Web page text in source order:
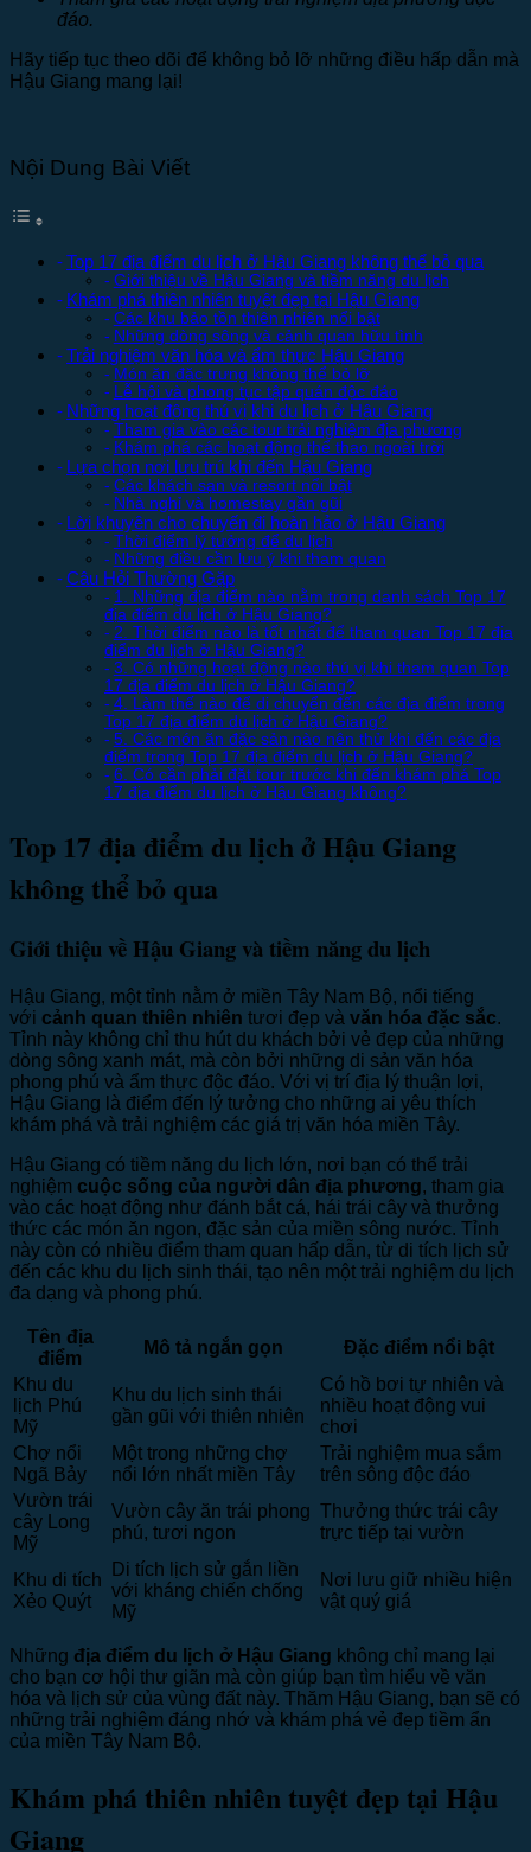
đáo.
Hãy tiếp tục theo dõi để không bỏ lỡ những điều hấp dẫn mà
Hậu Giang mang lại!
Nội Dung Bài Viết
Top 17 địa điểm du lịch ở Hậu Giang không thể bỏ qua
Giới thiệu về Hậu Giang và tiềm năng du lịch
Khám phá thiên nhiên tuyệt đẹp tại Hậu Giang
Các khu bảo tồn thiên nhiên nổi bật
Những dòng sông và cảnh quan hữu tình
Trải nghiệm văn hóa và ẩm thực Hậu Giang
Món ăn đặc trưng không thể bỏ lỡ
Lễ hội và phong tục tập quán độc đáo
Những hoạt động thú vị khi du lịch ở Hậu Giang
Tham gia vào các tour trải nghiệm địa phương
Khám phá các hoạt động thể thao ngoài trời
Lựa chọn nơi lưu trú khi đến Hậu Giang
Các khách sạn và resort nổi bật
Nhà nghỉ và homestay gần gũi
Lời khuyên cho chuyến đi hoàn hảo ở Hậu Giang
Thời điểm lý tưởng để du lịch
Những điều cần lưu ý khi tham quan
Câu Hỏi Thường Gặp
1. Những địa điểm nào nằm trong danh sách Top 17
địa điểm du lịch ở Hậu Giang?
2. Thời điểm nào là tốt nhất để tham quan Top 17 địa
điểm du lịch ở Hậu Giang?
3. Có những hoạt động nào thú vị khi tham quan Top
17 địa điểm du lịch ở Hậu Giang?
4. Làm thế nào để di chuyển đến các địa điểm trong
Top 17 địa điểm du lịch ở Hậu Giang?
5. Các món ăn đặc sản nào nên thử khi đến các địa
điểm trong Top 17 địa điểm du lịch ở Hậu Giang?
6. Có cần phải đặt tour trước khi đến khám phá Top
17 địa điểm du lịch ở Hậu Giang không?
Top 17 địa điểm du lịch ở Hậu Giang
không thể bỏ qua
Giới thiệu về Hậu Giang và tiềm năng du lịch
Hậu Giang, một tỉnh nằm ở miền Tây Nam Bộ, nổi tiếng
với cảnh quan thiên nhiên tươi đẹp và văn hóa đặc sắc.
Tỉnh này không chỉ thu hút du khách bởi vẻ đẹp của những
dòng sông xanh mát, mà còn bởi những di sản văn hóa
phong phú và ẩm thực độc đáo. Với vị trí địa lý thuận lợi,
Hậu Giang là điểm đến lý tưởng cho những ai yêu thích
khám phá và trải nghiệm các giá trị văn hóa miền Tây.
Hậu Giang có tiềm năng du lịch lớn, nơi bạn có thể trải
nghiệm cuộc sống của người dân địa phương, tham gia
vào các hoạt động như đánh bắt cá, hái trái cây và thưởng
thức các món ăn ngon, đặc sản của miền sông nước. Tỉnh
này còn có nhiều điểm tham quan hấp dẫn, từ di tích lịch sử
đến các khu du lịch sinh thái, tạo nên một trải nghiệm du lịch
đa dạng và phong phú.
Tên địa
điểm
Mô tả ngắn gọn
Đặc điểm nổi bật
Khu du
lịch Phú
Mỹ
Khu du lịch sinh thái
gần gũi với thiên nhiên
Có hồ bơi tự nhiên và
nhiều hoạt động vui
chơi
Chợ nổi
Ngã Bảy
Một trong những chợ
nổi lớn nhất miền Tây
Trải nghiệm mua sắm
trên sông độc đáo
Vườn trái
cây Long
Mỹ
Vườn cây ăn trái phong
phú, tươi ngon
Thưởng thức trái cây
trực tiếp tại vườn
Khu di tích
Xẻo Quýt
Di tích lịch sử gắn liền
với kháng chiến chống
Mỹ
Nơi lưu giữ nhiều hiện
vật quý giá
Những địa điểm du lịch ở Hậu Giang không chỉ mang lại
cho bạn cơ hội thư giãn mà còn giúp bạn tìm hiểu về văn
hóa và lịch sử của vùng đất này. Thăm Hậu Giang, bạn sẽ có
những trải nghiệm đáng nhớ và khám phá vẻ đẹp tiềm ẩn
của miền Tây Nam Bộ.
Khám phá thiên nhiên tuyệt đẹp tại Hậu
Giang